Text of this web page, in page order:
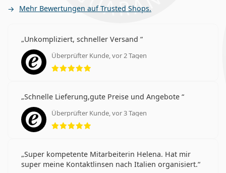
Mehr Bewertungen auf Trusted Shops.
Unkompliziert, schneller Versand
Überprüfter Kunde, vor 2 Tagen
Bewertung 5 aus 5
Schnelle Lieferung,gute Preise und Angebote
Überprüfter Kunde, vor 3 Tagen
Bewertung 5 aus 5
Super kompetente Mitarbeiterin Helena. Hat mir
super meine Kontaktlinsen nach Italien organisiert.